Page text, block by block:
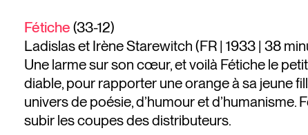
Fétiche (33-12)
Ladislas et Irène Starewitch (FR | 1933 | 38
Une larme sur son cœur, et voilà Fétiche le
diable, pour rapporter une orange à sa jeune
univers de poésie, d’humour et
subir les coupes des distributeurs.